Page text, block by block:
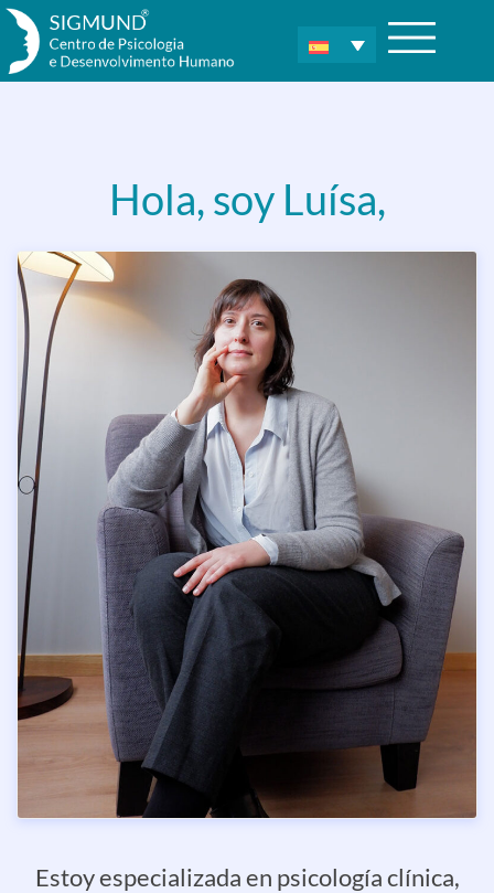
Hola, soy Luísa,
Estoy especializada en psicología clínica,